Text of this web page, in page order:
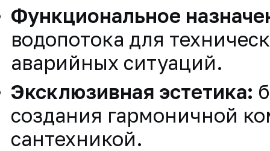
Функциональное
водопотока для
аварийных ситуаций.
Эксклюзивная эстетика:
создания гармоничной
сантехникой.